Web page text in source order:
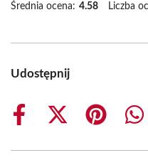
Średnia ocena: 4.58 Liczba
Udostępnij
Share
Share
(Twitter)
Share